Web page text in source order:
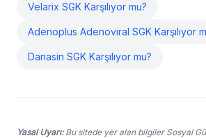
Velarix SGK Karşılıyor mu?
Adenoplus Adenoviral SGK Karşılıyor
Danasin SGK Karşılıyor mu?
Yasal Uyarı:Bu sitede yer alan bilgiler Sosyal